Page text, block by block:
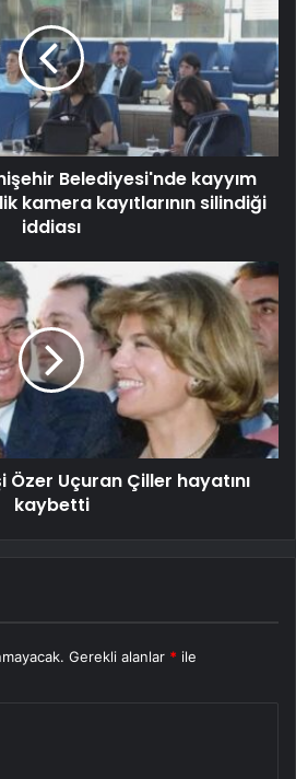
Belediyesi'nde kayyım
kamera kayıtlarının silindiği
iddiası
Özer Uçuran Çiller hayatını
kaybetti
Gerekli alanlar * ile